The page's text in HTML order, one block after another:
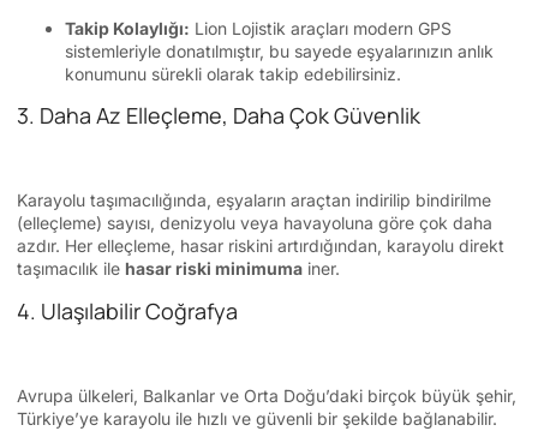
Takip Kolaylığı: Lion Lojistik araçları modern GPS
sistemleriyle donatılmıştır, bu sayede eşyalarınızın anlık
konumunu sürekli olarak takip edebilirsiniz.
3. Daha Az Elleçleme, Daha Çok Güvenlik
Karayolu taşımacılığında, eşyaların araçtan indirilip bindirilme
(elleçleme) sayısı, denizyolu veya havayoluna göre çok daha
azdır. Her elleçleme, hasar riskini artırdığından, karayolu direkt
taşımacılık ile hasar riski minimuma iner.
4. Ulaşılabilir Coğrafya
Avrupa ülkeleri, Balkanlar ve Orta Doğu’daki birçok büyük şehir,
Türkiye’ye karayolu ile hızlı ve güvenli bir şekilde bağlanabilir.